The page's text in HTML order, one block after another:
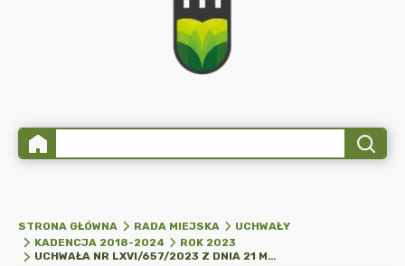
STRONA GŁÓWNA RADA MIEJSKA
UCHWAŁY
KADENCJA 2018-2024
ROK 2023
UCHWAŁA NR LXVI/657/2023 Z DNIA 21 MARCA 2023 R. W SPRAWIE ZMIAN W WIELOLETNIEJ PROGNOZIE FINANSOWEJ MIASTA MIKOŁOWA NA LATA 2023-2045